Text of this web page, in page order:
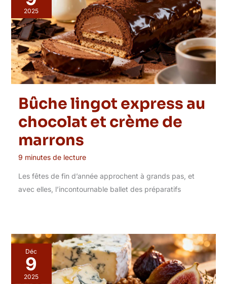
2025
Bûche lingot express au
chocolat et crème de
marrons
9 minutes de lecture
Les fêtes de fin d’année approchent à grands pas, et
avec elles, l’incontournable ballet des préparatifs
Déc
9
2025